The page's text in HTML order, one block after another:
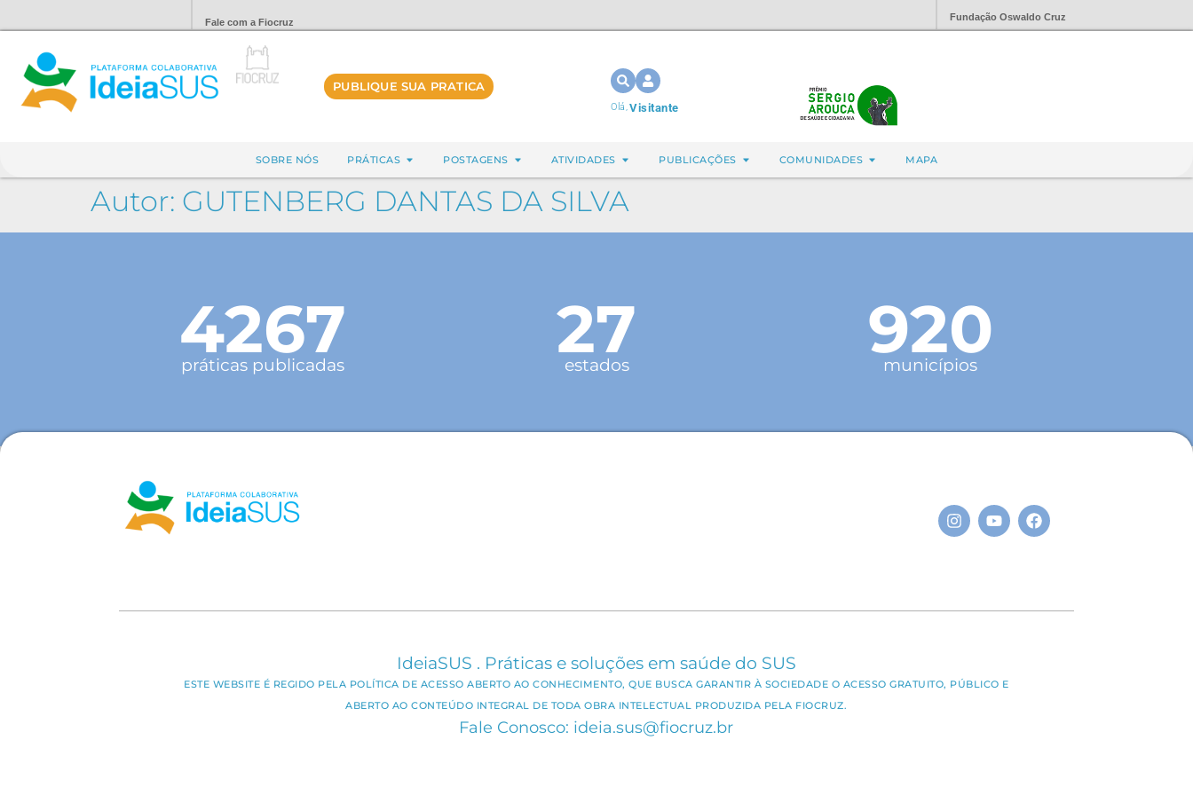
Fale com a Fiocruz Fundação Oswaldo Cruz
PUBLIQUE SUA PRATICA
Olá,Visitante
SOBRE NÓS PRÁTICAS POSTAGENS ATIVIDADES PUBLICAÇÕES COMUNIDADES MAPA
Autor: GUTENBERG DANTAS DA SILVA
4267
práticas publicadas 27
estados 920
municípios
IdeiaSUS . Práticas e soluções em saúde do SUS
ESTE WEBSITE É REGIDO PELA POLÍTICA DE ACESSO ABERTO AO CONHECIMENTO, QUE BUSCA GARANTIR À SOCIEDADE O ACESSO GRATUITO, PÚBLICO E
ABERTO AO CONTEÚDO INTEGRAL DE TODA OBRA INTELECTUAL PRODUZIDA PELA FIOCRUZ.
Fale Conosco: ideia.sus@fiocruz.br